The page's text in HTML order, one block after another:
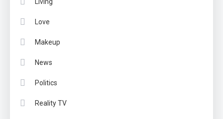
Living
Love
Makeup
News
Politics
Reality TV